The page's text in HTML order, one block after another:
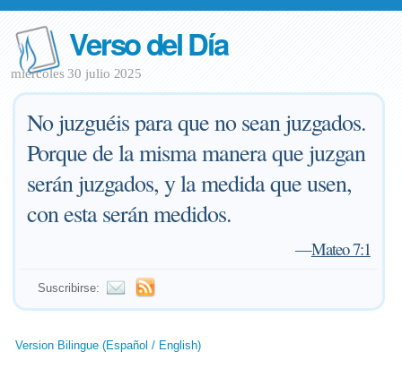
Verso del Día
miércoles 30 julio 2025
No juzguéis para que no sean juzgados.
Porque de la misma manera que juzgan
serán juzgados, y la medida que usen,
con esta serán medidos.
—Mateo 7:1
Suscribirse:
Version Bilingue (Español / English)